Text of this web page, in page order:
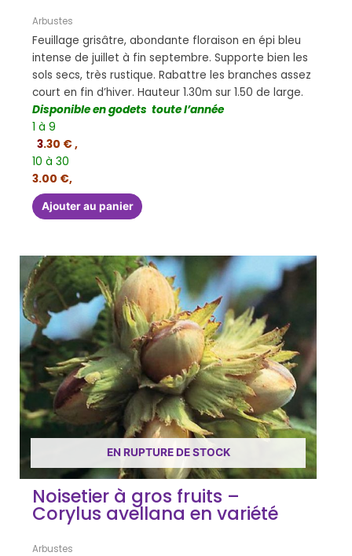
Arbustes
Feuillage grisâtre, abondante floraison en épi bleu
intense de juillet à fin septembre. Supporte bien les
sols secs, très rustique. Rabattre les branches assez
court en fin d’hiver. Hauteur 1.30m sur 1.50 de large.
Disponible en godets toute l’année
1 à 9
3.30 € ,
10 à 30
3.00 €,
Ajouter au panier
EN RUPTURE DE STOCK
Noisetier à gros fruits –
Corylus avellana en variété
Arbustes